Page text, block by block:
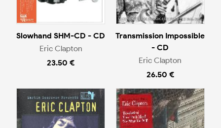
Slowhand SHM-CD - CD
Eric Clapton
23.50 €
Transmission Impossible
- CD
Eric Clapton
26.50 €